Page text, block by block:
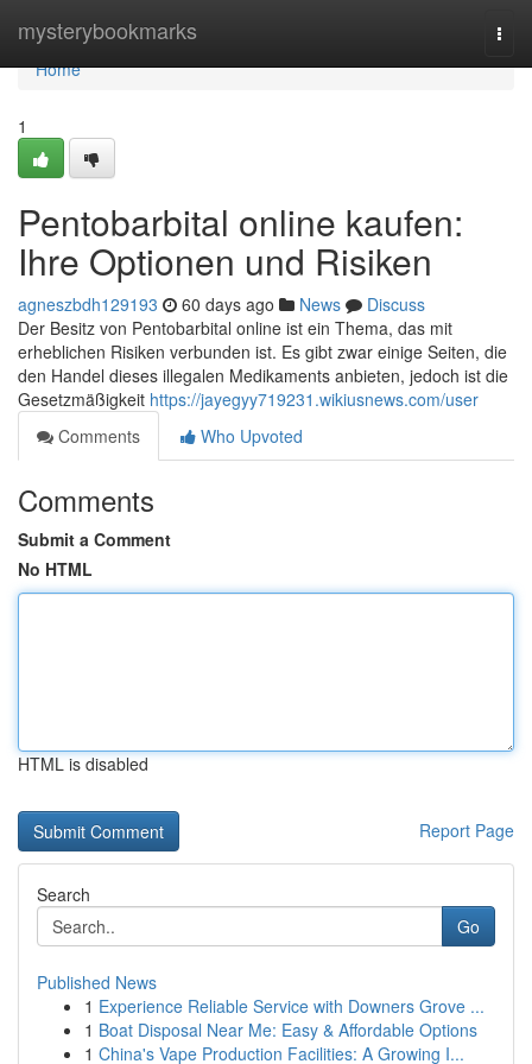
mysterybookmarks
Home
Home
1
Pentobarbital online kaufen:
Ihre Optionen und Risiken
agneszbdh129193 60 days ago News
Discuss
Der Besitz von Pentobarbital online ist ein Thema, das mit
erheblichen Risiken verbunden ist. Es gibt zwar einige Seiten, die
den Handel dieses illegalen Medikaments anbieten, jedoch ist die
Gesetzmäßigkeit https://jayegyy719231.wikiusnews.com/user
Comments
Who Upvoted
Comments
Submit a Comment
No HTML
HTML is disabled
Report Page
Search
Go
Published News
1 Experience Reliable Service with Downers Grove ...
1 Boat Disposal Near Me: Easy & Affordable Options
1 China's Vape Production Facilities: A Growing I...